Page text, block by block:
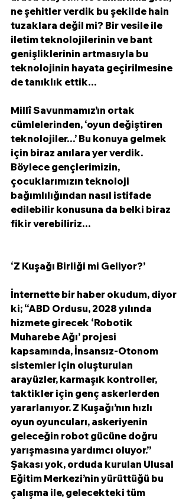
ne şehitler verdik bu şekilde hain
tuzaklara değil mi? Bir vesile ile
iletim teknolojilerinin ve bant
genişliklerinin artmasıyla bu
teknolojinin hayata geçirilmesine
de tanıklık ettik…
Millî Savunmamız’ın ortak
cümlelerinden, ‘oyun değiştiren
teknolojiler…’ Bu konuya gelmek
için biraz anılara yer verdik.
Böylece gençlerimizin,
çocuklarımızın teknoloji
bağımlılığından nasıl istifade
edilebilir konusuna da belki biraz
fikir verebiliriz…
‘Z Kuşağı Birliği mi Geliyor?’
İnternette bir haber okudum, diyor
ki; “ABD Ordusu, 2028 yılında
hizmete girecek ‘Robotik
Muharebe Ağı’ projesi
kapsamında, İnsansız-Otonom
sistemler için oluşturulan
arayüzler, karmaşık kontroller,
taktikler için genç askerlerden
yararlanıyor. Z Kuşağı’nın hızlı
oyun oyuncuları, askeriyenin
geleceğin robot gücüne doğru
yarışmasına yardımcı oluyor.”
Şakası yok, orduda kurulan Ulusal
Eğitim Merkezi’nin yürüttüğü bu
çalışma ile, gelecekteki tüm